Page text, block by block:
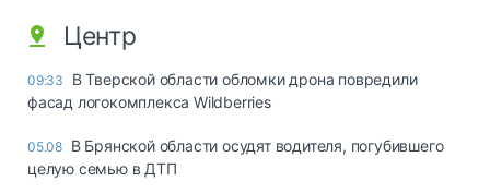
Центр
09:33
В Тверской области обломки дрона повредили
фасад логокомплекса Wildberries
05.08 В Брянской области осудят водителя, погубившего
целую семью в ДТП